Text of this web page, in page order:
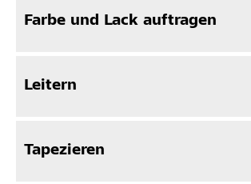
Farbe und Lack auftragen
Leitern
Tapezieren